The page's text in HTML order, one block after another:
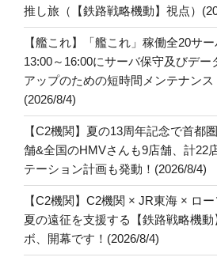
推し旅（【鉄路戦略機動】視点）
【艦これ】「艦これ」稼働全20サ
13:00～16:00にサーバ保守及びデー
アップのための短時間メンテナンス
(2026/8/4)
【C2機関】夏の13周年記念で首都
舗&全国のHMVさんも9店舗、計22
テーション計画も発動！(2026/8/4)
【C2機関】C2機関 × JR東海 × ロ
夏の遠征を支援する【鉄路戦略機
ボ、開幕です！(2026/8/4)